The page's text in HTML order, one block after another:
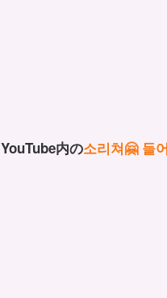
内の소리쳐🤗 들